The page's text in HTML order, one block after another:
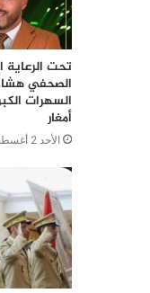
تحت الرعاية
الصحفي
السهرات
أمغار
الأحد 2 أغسطس 2026